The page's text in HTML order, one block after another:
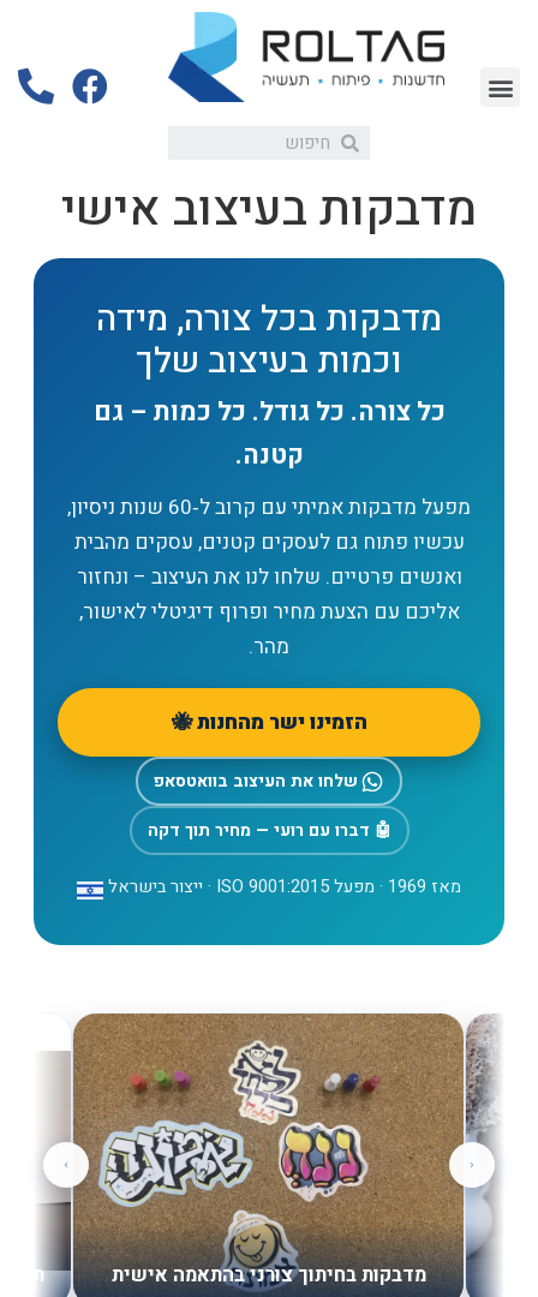
מדבקות בעיצוב אישי
מדבקות בכל צורה, מידה
וכמות בעיצוב שלך
כל צורה. כל גודל. כל כמות – גם
קטנה.
מפעל מדבקות אמיתי עם קרוב ל‑60 שנות ניסיון,
עכשיו פתוח גם לעסקים קטנים, עסקים מהבית
ואנשים פרטיים. שלחו לנו את העיצוב – ונחזור
אליכם עם הצעת מחיר ופרוף דיגיטלי לאישור,
מהר.
הזמינו ישר מהחנות 🐝
שלחו את העיצוב בוואטסאפ
🤖 דברו עם רועי — מחיר תוך דקה
מאז 1969 · מפעל ISO 9001:2015 · ייצור בישראל
מדבקות בחיתוך צורני בהתאמה אישית